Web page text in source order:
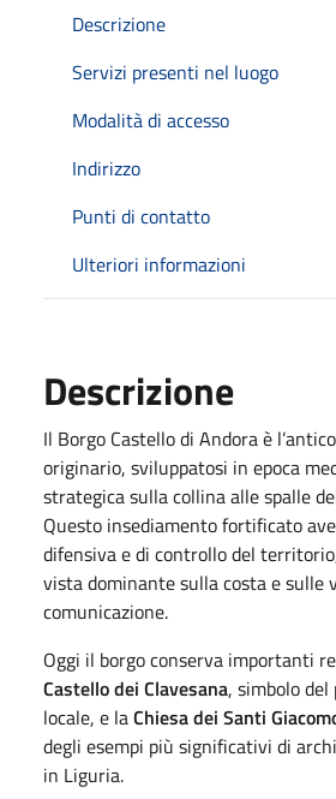
Descrizione
Servizi presenti nel luogo
Modalità di accesso
Indirizzo
Punti di contatto
Ulteriori informazioni
Descrizione
Il Borgo Castello di Andora è
originario, sviluppatosi in epoca
strategica sulla collina alle spalle
Questo insediamento fortificato
difensiva e di controllo del
vista dominante sulla costa e sulle
comunicazione.
Oggi il borgo conserva importanti
Castello dei Clavesana, simbolo
locale, e laChiesa dei Santi
degli esempi più significativi di
in Liguria.